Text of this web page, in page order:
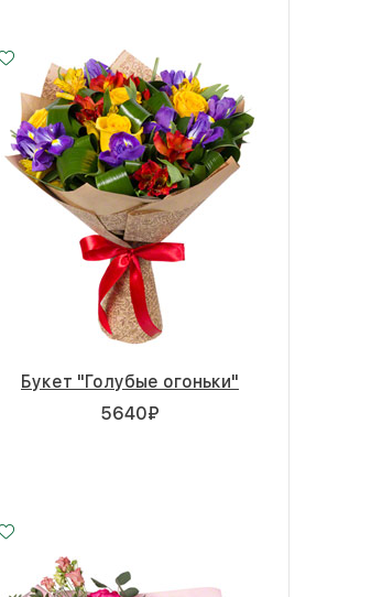
25 - 35 см 30 - 35 см
Букет "Голубые огоньки"
5640₽